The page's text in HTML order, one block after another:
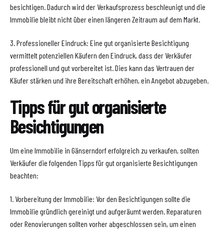
besichtigen. Dadurch wird der Verkaufsprozess beschleunigt und die
Immobilie bleibt nicht über einen längeren Zeitraum auf dem Markt.
3. Professioneller Eindruck: Eine gut organisierte Besichtigung
vermittelt potenziellen Käufern den Eindruck, dass der Verkäufer
professionell und gut vorbereitet ist. Dies kann das Vertrauen der
Käufer stärken und ihre Bereitschaft erhöhen, ein Angebot abzugeben.
Tipps für gut organisierte
Besichtigungen
Um eine Immobilie in Gänserndorf erfolgreich zu verkaufen, sollten
Verkäufer die folgenden Tipps für gut organisierte Besichtigungen
beachten:
1. Vorbereitung der Immobilie: Vor den Besichtigungen sollte die
Immobilie gründlich gereinigt und aufgeräumt werden. Reparaturen
oder Renovierungen sollten vorher abgeschlossen sein, um einen